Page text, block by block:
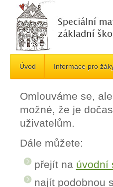
Úvod Informace pro
Omlouváme se,
možné, že je
uživatelům.
Dále můžete:
přejít na úvodní
najít podobnou